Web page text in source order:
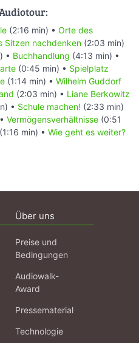
(2:16 min) • Orte des
Sitzen nachdenken (2:03 min)
• Buchhandlung (4:13 min) •
(0:45 min) • Spielplatz
(1:14 min) • Wilhelm Guddorf
(2:03 min) • Liane Berkowitz
• Schule machen! (2:33 min)
Vermögensverhältnisse (0:51
(1:16 min) • Wie geht es weiter?
Über uns
Preise und
Bedingungen
Audiowalk-
Award
Pressematerial
Technologie